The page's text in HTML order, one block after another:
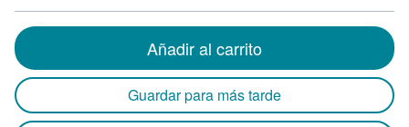
Añadir al carrito
Guardar para más tarde